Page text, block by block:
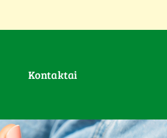
Kontaktai